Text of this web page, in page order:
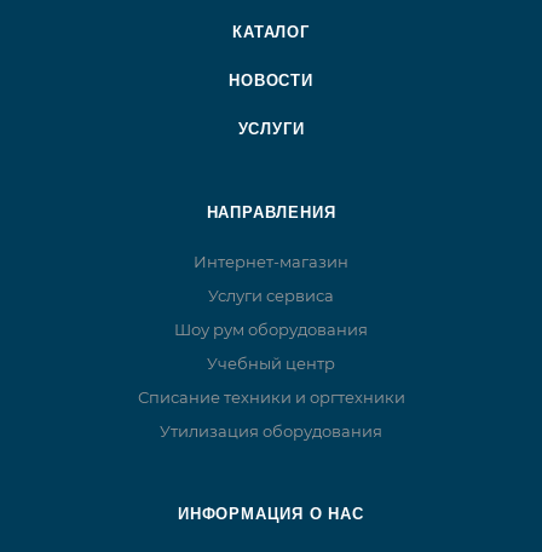
КАТАЛОГ
НОВОСТИ
УСЛУГИ
НАПРАВЛЕНИЯ
Интернет-магазин
Услуги сервиса
Шоу рум оборудования
Учебный центр
Списание техники и оргтехники
Утилизация оборудования
ИНФОРМАЦИЯ О НАС